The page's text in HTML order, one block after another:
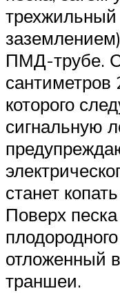
трехжильный
ПМД-трубе.
сантиметров
которого
сигнальную
станет
Поверх
отложенный
траншеи.